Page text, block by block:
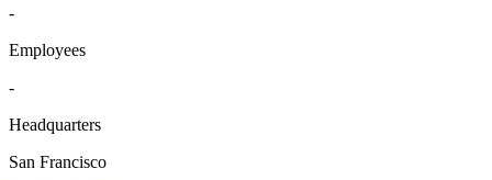
-
Employees
-
Headquarters
San Francisco